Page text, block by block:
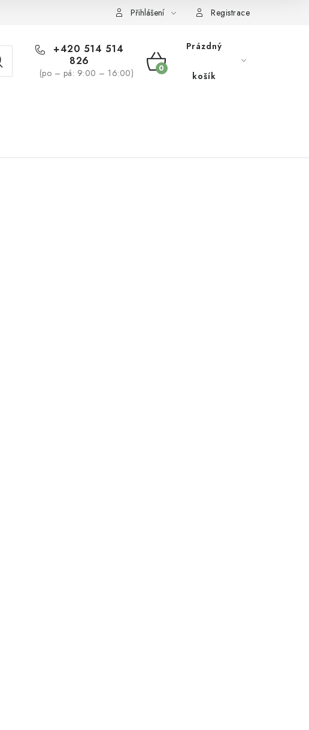
Používaní souborů cookies Reklamační řád
Přihlášení Registrace
+420 514 514
826
(po – pá: 9:00 – 16:00)
NÁKUPNÍ
Prázdný
košík